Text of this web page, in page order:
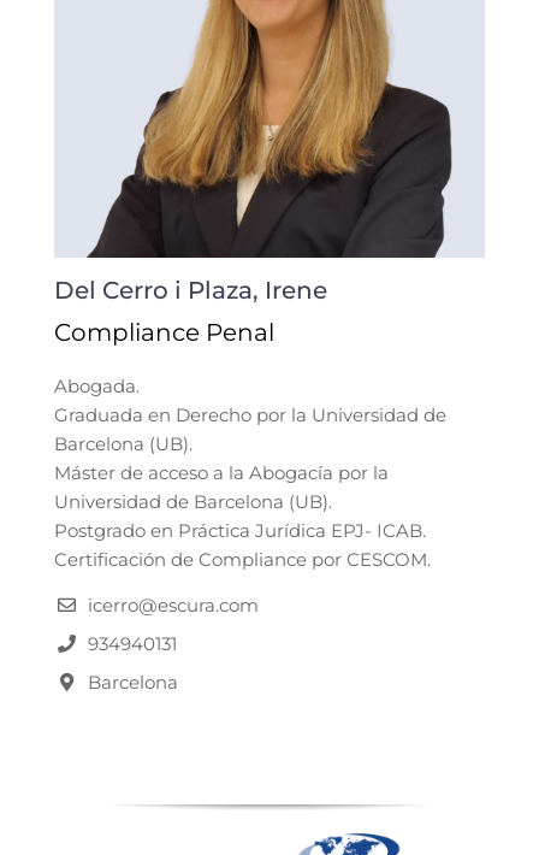
Del Cerro i Plaza, Irene
Compliance Penal
Abogada.
Graduada en Derecho por la Universidad de
Barcelona (UB).
Máster de acceso a la Abogacía por la
Universidad de Barcelona (UB).
Postgrado en Práctica Jurídica EPJ- ICAB.
Certificación de Compliance por CESCOM.
icerro@escura.com
934940131
Barcelona